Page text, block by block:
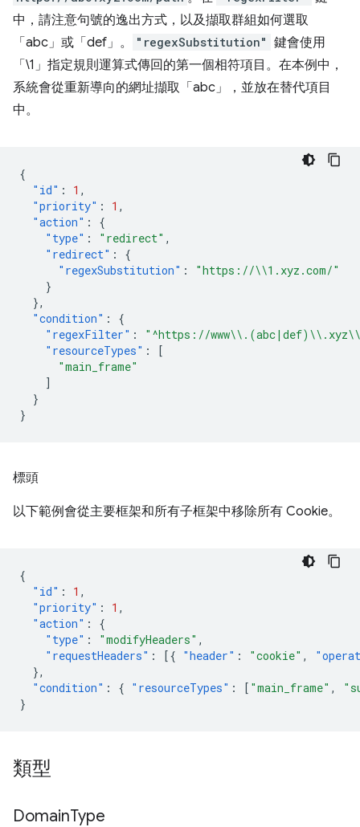
中，請注意句號的逸出方式，以及擷取群組如何選取
「abc」或「def」。
"regexSubstitution" 鍵會使用
「\1」指定規則運算式傳回的第一個相符項目。在本例中，
系統會從重新導向的網址擷取「abc」，並放在替代項目
中。
{
"id" : 1 ,
"priority" : 1 ,
"action" :
{
"type" : "redirect" ,
"redirect" :
{
"regexSubstitution" :
"https://\\1.xyz.com/"
}
},
"condition" :
{
"regexFilter" :
"^https://
"resourceTypes" :
[
"main_frame"
]
}
}
標頭
以下範例會從主要框架和所有子框架中移除所有 Cookie。
{
"id" : 1 ,
"priority" : 1 ,
"action" :
{
"type" : "modifyHeaders" ,
"requestHeaders" : [{ "header" : "cookie" ,
},
"condition" : { "resourceTypes" : [ "main_frame" ,
}
類型
DomainType